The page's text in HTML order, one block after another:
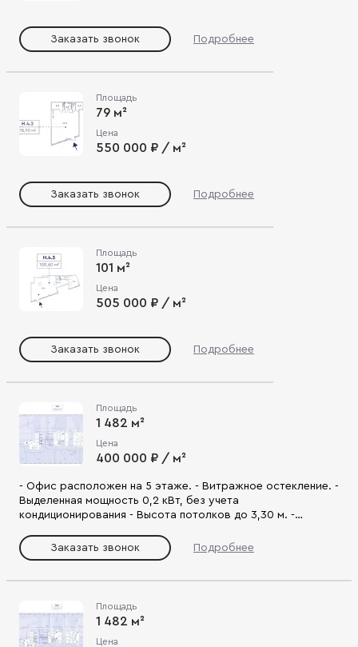
Заказать звонок Подробнее
Площадь
79 м²
Цена
550 000 ₽ / м²
Заказать звонок Подробнее
Площадь
101 м²
Цена
505 000 ₽ / м²
Заказать звонок Подробнее
Площадь
1 482 м²
Цена
400 000 ₽ / м²
- Офис расположен на 5 этаже. - Витражное остекление. -
Выделенная мощность 0,2 кВт, без учета
кондиционирования - Высота потолков до 3,30 м. -
Включает офисные помещения, переговорные, санузлы,
комнаты приема пищи. - Помещения оснащены
Планировка подходит для создания функционального и
креативного пространства, гибкого офисного
пространства.
Заказать звонок Подробнее
Площадь
1 482 м²
Цена